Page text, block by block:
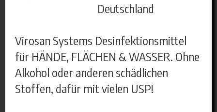
Deutschland
Virosan Systems Desinfektionsmittel
für HÄNDE, FLÄCHEN & WASSER. Ohne
Alkohol oder anderen schädlichen
Stoffen, dafür mit vielen USP!